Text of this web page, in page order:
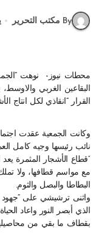
By مكتب التحرير
محطات نيوز- نوهت “الجمعية التعاونية للأشجار المثمرة والشتول الموثقة” في
البقاعين الغربي
القرار “انقاذي لكل انتاج
وكانت الجمعية عقدت
نائب رئيسها وجيه كامل
“قطاع الأشجار المثمرة يعد
مع مواسم قطافها، ولا
البطاطا والبصل والثوم.
واثنى ترشيشي على “جهود
الذي أبصر النور واعاد
بقطاف ما بقي من